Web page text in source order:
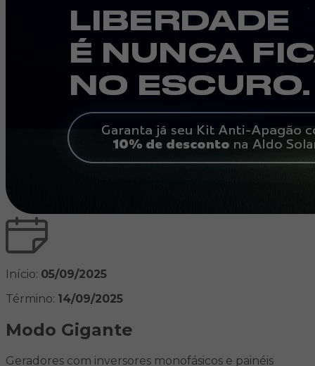
Início: 05/09/2025
Término: 14/09/2025
Modo Gigante
Geradores com inversores monofásicos e painéis